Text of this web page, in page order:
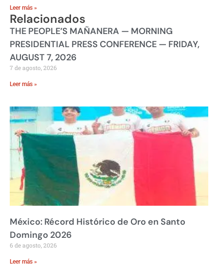
Leer más »
Relacionados
THE PEOPLE’S MAÑANERA — MORNING
PRESIDENTIAL PRESS CONFERENCE — FRIDAY,
AUGUST 7, 2026
7 de agosto, 2026
Leer más »
México: Récord Histórico de Oro en Santo
Domingo 2026
6 de agosto, 2026
Leer más »